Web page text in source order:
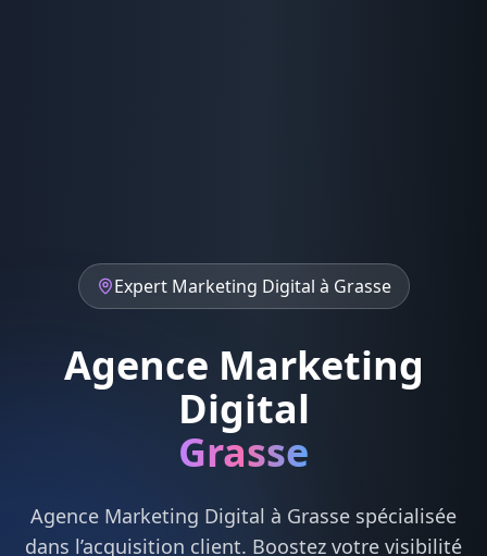
Expert Marketing Digital à Grasse
Agence Marketing
Digital
Grasse
Agence Marketing Digital à Grasse spécialisée
dans l’acquisition client. Boostez votre visibilité